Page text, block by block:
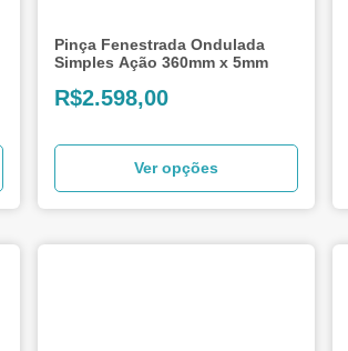
Pinça Fenestrada Ondulada
Simples Ação 360mm x 5mm
R$2.598,00
Ver opções